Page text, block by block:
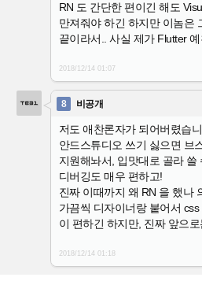
RN 도 간단한 편이긴 해도
만져줘야 하긴 하지만 이놈은
끝이라서.. 사실 제가 Flutter
2018/12/14 01:07
8 비공개
저도 애찬론자가 되어버렸습
안드스튜디오 쓰기 싫으면 브
지원해놔서, 입맛대로 골라 쓸
디버깅도 매우 편하고!
진짜 이때까지 왜 RN 을 했나
가끔씩 디자이너랑 붙어서
이 편하긴 하지만, 진짜 앞으
2018/12/14 01:18